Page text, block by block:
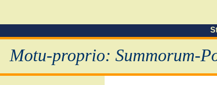
Motu-proprio: Summorum-